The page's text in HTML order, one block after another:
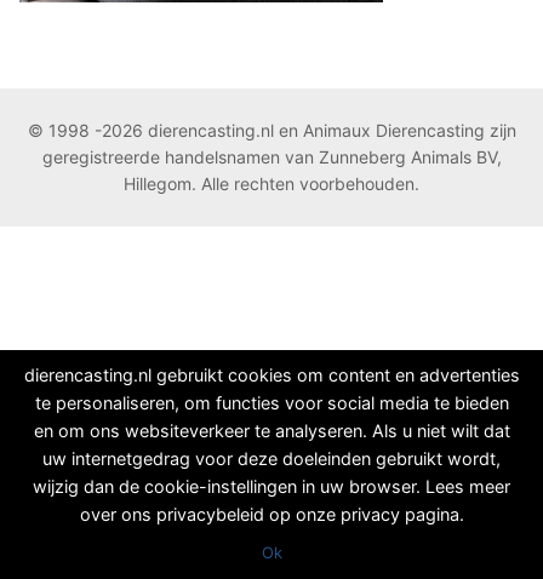
© 1998 -2026 dierencasting.nl en Animaux Dierencasting zijn
geregistreerde handelsnamen van Zunneberg Animals BV,
Hillegom. Alle rechten voorbehouden.
dierencasting.nl gebruikt cookies om content en advertenties
te personaliseren, om functies voor social media te bieden
en om ons websiteverkeer te analyseren. Als u niet wilt dat
uw internetgedrag voor deze doeleinden gebruikt wordt,
wijzig dan de cookie-instellingen in uw browser. Lees meer
over ons privacybeleid op onze privacy pagina.
Ok